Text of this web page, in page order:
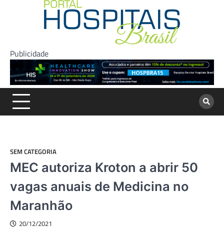
Publicidade
SEM CATEGORIA
MEC autoriza Kroton a abrir 50
vagas anuais de Medicina no
Maranhão
20/12/2021